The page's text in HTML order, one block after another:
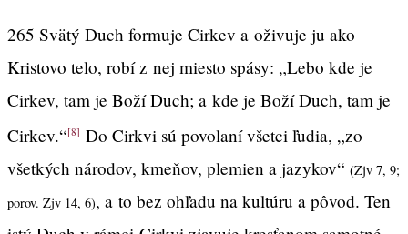
265 Svätý Duch formuje Cirkev a oživuje ju ako
Kristovo telo, robí z nej miesto spásy: „Lebo kde je
Cirkev, tam je Boží Duch; a kde je Boží Duch, tam je
Cirkev.“[8] Do Cirkvi sú povolaní všetci ľudia, „zo
všetkých národov, kmeňov, plemien a jazykov“ (Zjv 7, 9;
porov. Zjv 14, 6), a to bez ohľadu na kultúru a pôvod. Ten